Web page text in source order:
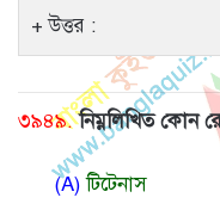
উত্তর :
৩৯৪৯. নিম্নলিখিত কোন
(A)টিটেনাস